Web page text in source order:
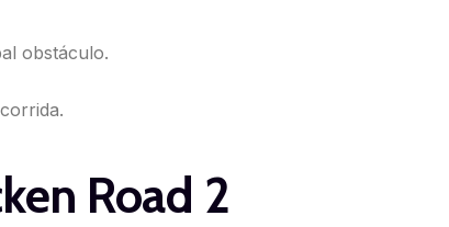
obstáculo.
Road 2